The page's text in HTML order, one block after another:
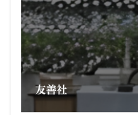
友善社